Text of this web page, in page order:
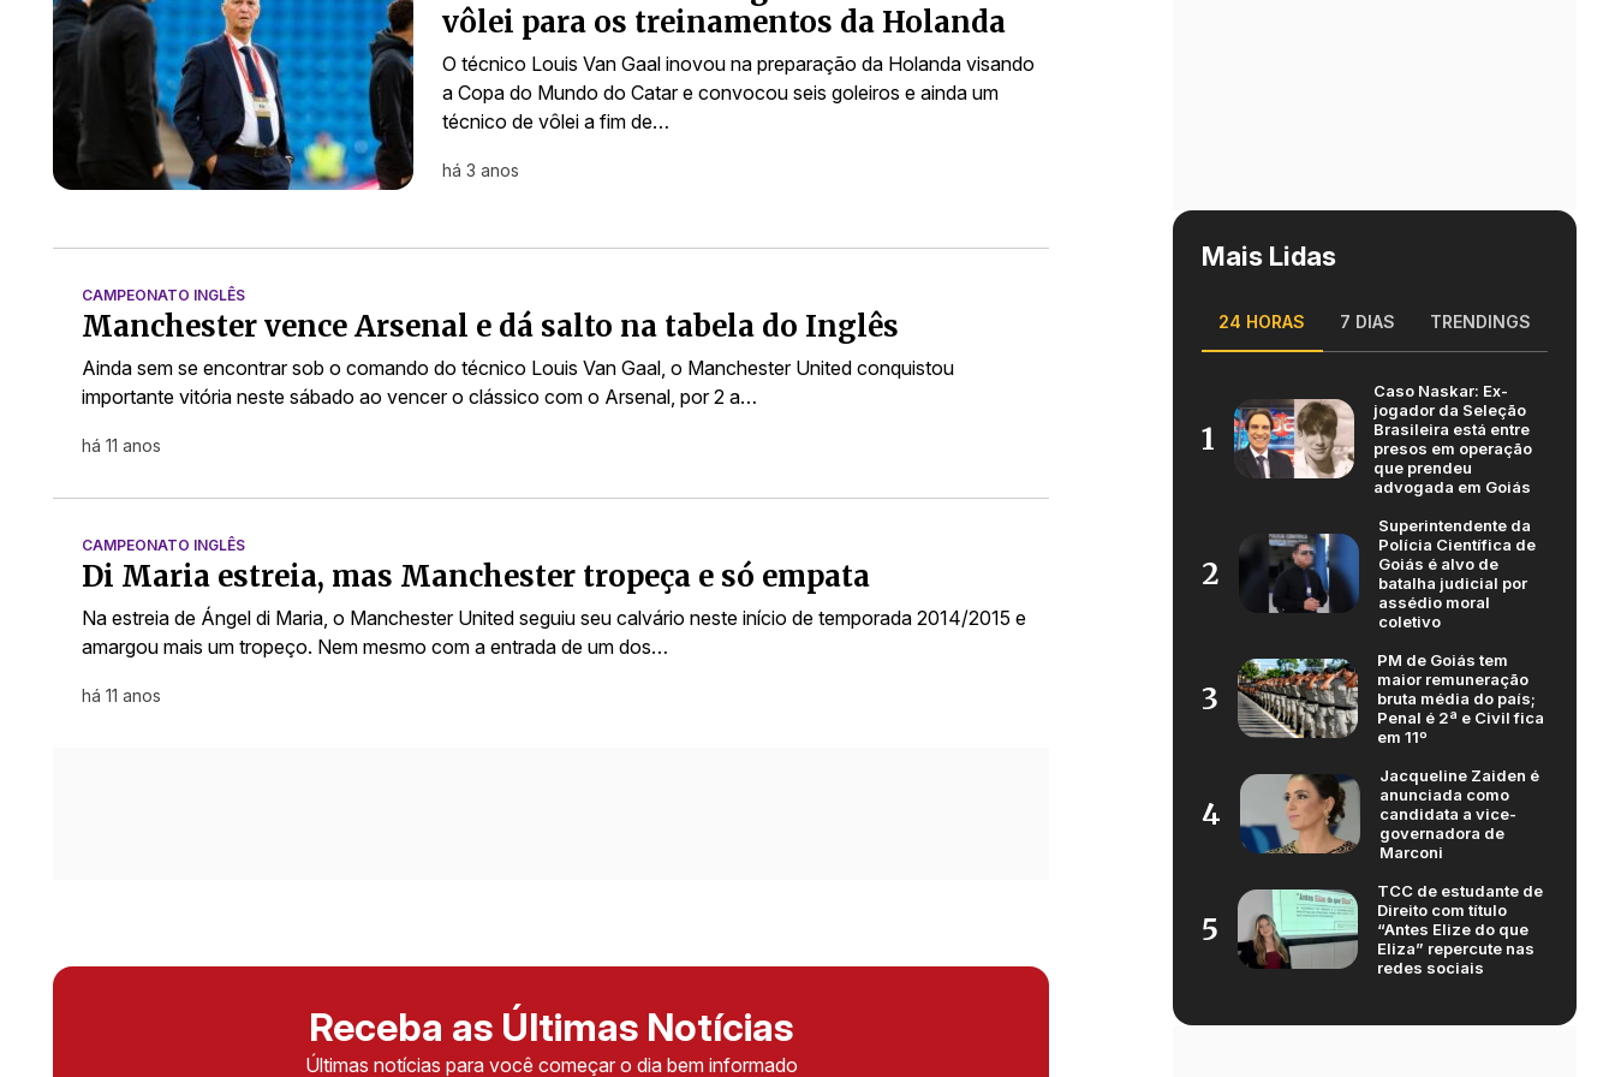
vôlei para os treinamentos da Holanda
O técnico Louis Van Gaal inovou na preparação da Holanda visando
a Copa do Mundo do Catar e convocou seis goleiros e ainda um
técnico de vôlei a fim de…
há 3 anos
CAMPEONATO INGLÊS
Manchester vence Arsenal e dá salto na tabela do Inglês
Ainda sem se encontrar sob o comando do técnico Louis Van Gaal, o Manchester United conquistou
importante vitória neste sábado ao vencer o clássico com o Arsenal, por 2 a…
há 11 anos
CAMPEONATO INGLÊS
Di Maria estreia, mas Manchester tropeça e só empata
Na estreia de Ángel di Maria, o Manchester United seguiu seu calvário neste início de temporada 2014/2015 e
amargou mais um tropeço. Nem mesmo com a entrada de um dos…
há 11 anos
Receba as Últimas Notícias
Últimas notícias para você começar o dia bem informado
Mais Lidas
24 HORAS 7 DIAS TRENDINGS
1
Caso Naskar: Ex-
jogador da Seleção
Brasileira está entre
presos em operação
que prendeu
advogada em Goiás
2
Superintendente da
Polícia Científica de
Goiás é alvo de
batalha judicial por
assédio moral
coletivo
3
PM de Goiás tem
maior remuneração
bruta média do país;
Penal é 2ª e Civil fica
em 11º
4
Jacqueline Zaiden é
anunciada como
candidata a vice-
governadora de
Marconi
5
TCC de estudante de
Direito com título
“Antes Elize do que
Eliza” repercute nas
redes sociais